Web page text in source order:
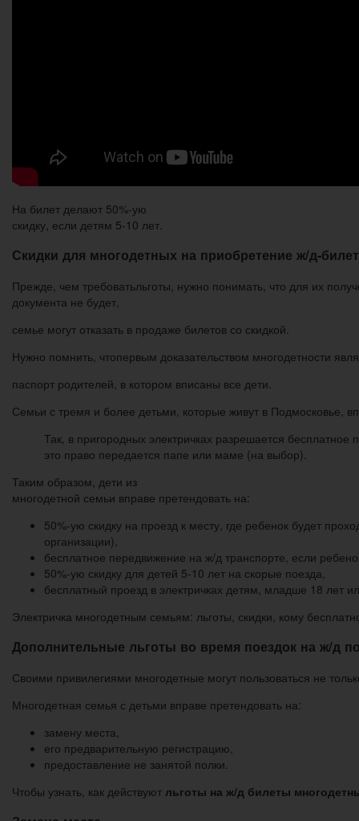
На билет делают 50%-ую
скидку, если детям 5-10 лет.
Скидки для многодетных на приобретение ж/д-
Прежде, чем требоватьльготы, нужно понимать, что для их
документа не будет,
семье могут отказать в продаже билетов со скидкой.
Нужно помнить, чтопервым доказательством многодетности
паспорт родителей, в котором вписаны все дети.
Семьи с тремя и более детьми, которые живут в Подмосковье,
Так, в пригородных электричках разрешается
это право передается папе или маме (на выбор).
Таким образом, дети из
многодетной семьи вправе претендовать на:
50%-ую скидку на проезд к месту, где ребенок будет
организации),
бесплатное передвижение на ж/д транспорте, если
50%-ую скидку для детей 5-10 лет на скорые поезда,
бесплатный проезд в электричках детям, младше 18 лет
Электричка многодетным семьям: льготы, скидки, кому
Дополнительные льготы во время поездок на ж/д
Своими привилегиями многодетные могут пользоваться не
Многодетная семья с детьми вправе претендовать на:
замену места,
его предварительную регистрацию,
предоставление не занятой полки.
Чтобы узнать, как действуют льготы на ж/д билеты